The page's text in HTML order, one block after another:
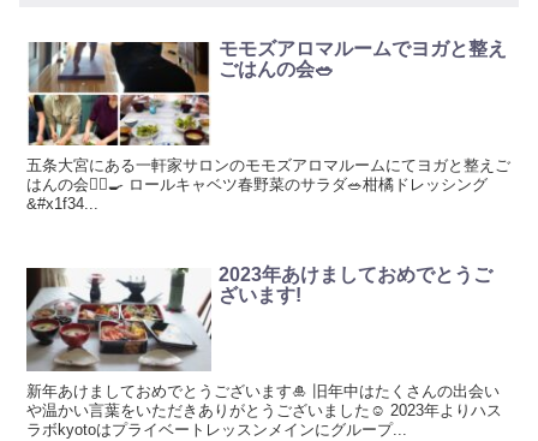
モモズアロマルームでヨガと整え
ごはんの会🥗
五条大宮にある一軒家サロンのモモズアロマルームにてヨガと整えご
はんの会🧘‍♀️🍳 ロールキャベツ春野菜のサラダ🥗柑橘ドレッシング
&#x1f34...
2023年あけましておめでとうご
ざいます!
新年あけましておめでとうございます🎍 旧年中はたくさんの出会い
や温かい言葉をいただきありがとうございました☺️ 2023年よりハス
ラボkyotoはプライベートレッスンメインにグループ...